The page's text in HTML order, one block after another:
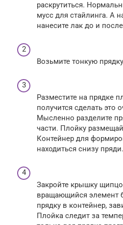
раскрутиться.
мусс для стайлинга. А
нанесите лак до и
Возьмите тонкую
Разместите на прядке
получится сделать это
Мысленно разделите
части. Плойку
Контейнер для
находиться снизу пряди.
Закройте крышку
вращающийся элемент
прядку в контейнер,
Плойка следит за